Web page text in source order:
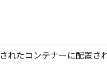
れたコンテナーに配置さ